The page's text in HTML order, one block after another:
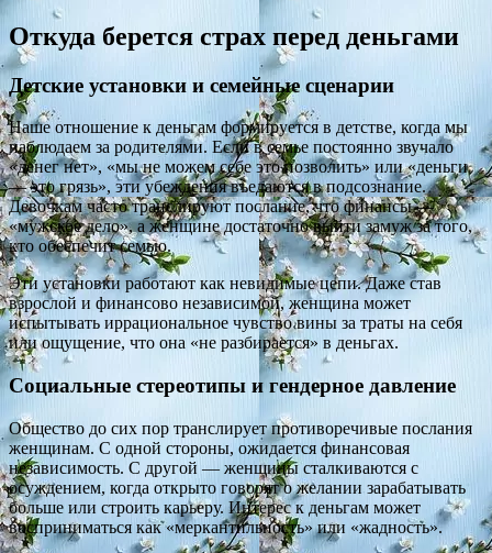
Откуда берется страх перед деньгами
Детские установки и семейные сценарии
Наше отношение к деньгам формируется в детстве, когда мы
наблюдаем за родителями. Если в семье постоянно звучало
«денег нет», «мы не можем себе это позволить» или «деньги
— это грязь», эти убеждения въедаются в подсознание.
Девочкам часто транслируют послание, что финансы —
«мужское дело», а женщине достаточно выйти замуж за того,
кто обеспечит семью.
Эти установки работают как невидимые цепи. Даже став
взрослой и финансово независимой, женщина может
испытывать иррациональное чувство вины за траты на себя
или ощущение, что она «не разбирается» в деньгах.
Социальные стереотипы и гендерное давление
Общество до сих пор транслирует противоречивые послания
женщинам. С одной стороны, ожидается финансовая
независимость. С другой — женщины сталкиваются с
осуждением, когда открыто говорят о желании зарабатывать
больше или строить карьеру. Интерес к деньгам может
восприниматься как «меркантильность» или «жадность».